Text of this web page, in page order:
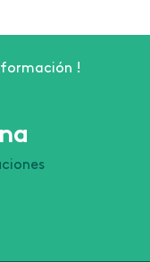
!